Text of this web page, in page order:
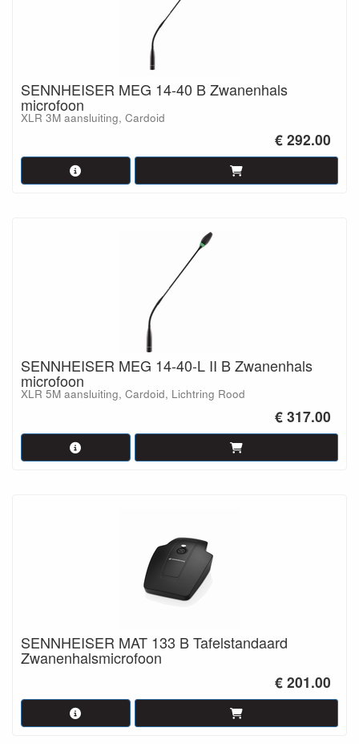
SENNHEISER MEG 14-40 B Zwanenhals
microfoon
XLR 3M aansluiting, Cardoid
€ 292.00
SENNHEISER MEG 14-40-L II B Zwanenhals
microfoon
XLR 5M aansluiting, Cardoid, Lichtring Rood
€ 317.00
SENNHEISER MAT 133 B Tafelstandaard
Zwanenhalsmicrofoon
€ 201.00